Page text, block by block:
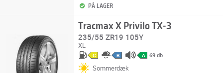
PÅ LAGER
Tracmax X Privilo TX-3
235/55 ZR19 105Y
XL
C B A 69 db
Sommerdæk